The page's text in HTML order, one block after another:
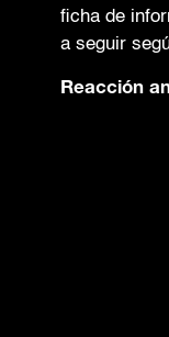
ficha de
a seguir
Reacción